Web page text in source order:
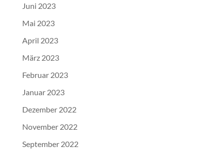
Juni 2023
Mai 2023
April 2023
März 2023
Februar 2023
Januar 2023
Dezember 2022
November 2022
September 2022